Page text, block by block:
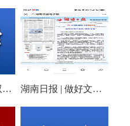
王文红主持召开双峰县2026年第18次县委常委会会议 湖南日报 | 做好文旅产业的“花样文章”